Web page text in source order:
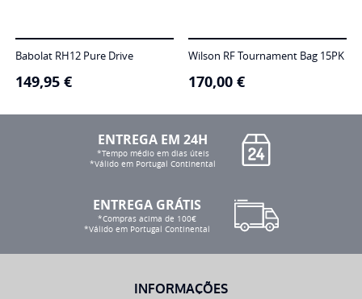
Babolat RH12 Pure Drive
149,95 €
Wilson RF Tournament Bag 15PK
170,00 €
ENTREGA EM 24H
*Tempo médio em dias úteis
*Válido em Portugal Continental
ENTREGA GRÁTIS
*Compras acima de 100€
*Válido em Portugal Continental
INFORMAÇÕES